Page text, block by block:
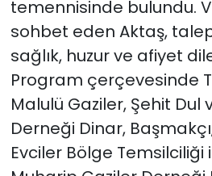
temennisinde bulundu.
sohbet eden Aktaş,
sağlık, huzur ve afiyet
Program çerçevesinde
Malulü Gaziler, Şehit Dul
Derneği Dinar,
Evciler Bölge Temsilciliği